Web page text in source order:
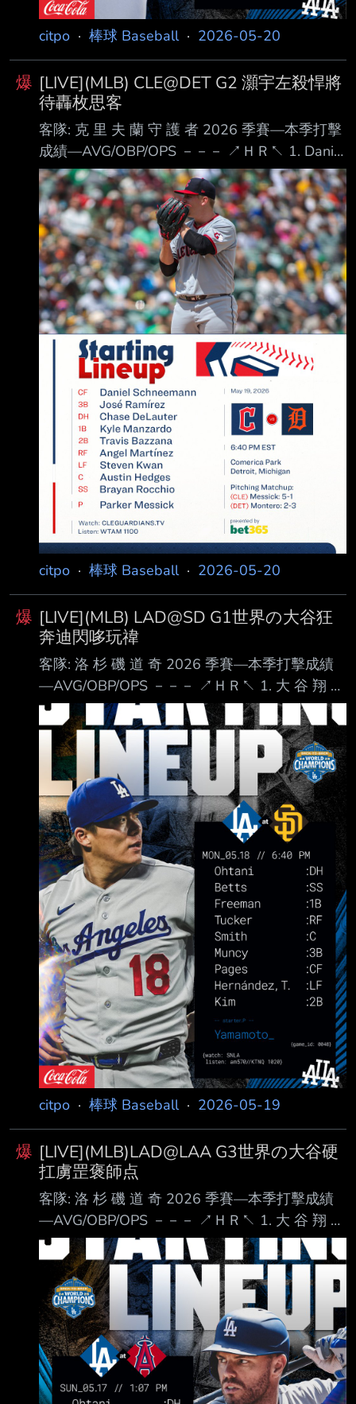
citpo · 棒球 Baseball· 2026-05-20
爆 [LIVE](MLB) CLE@DET G2 灝宇左殺悍將
待轟枚思客
客隊: 克 里 夫 蘭 守 護 者 2026 季賽—本季打擊
成績—AVG/OBP/OPS －－－ ↗ＨＲ↖ 1. Daniel
Schneemann (L) CF .254 / .336 / .754 ４ＨＲ 2.
Jose Ramirez (S) 3B .240 / .369 / .799 ８ＨＲ 3.
Chase DeLauter (L) DH .275 / .362 / .843 ７Ｈ
Ｒ 4. Kyle Manzardo (L) 1B .223 / .301 / .663 ４
ＨＲ 5. Travis
citpo · 棒球 Baseball· 2026-05-20
爆 [LIVE](MLB) LAD@SD G1世界の大谷狂
奔迪閃哆玩禕
客隊: 洛 杉 磯 道 奇 2026 季賽—本季打擊成績
—AVG/OBP/OPS －－－ ↗ＨＲ↖ 1. 大 谷 翔 平
(L) DH .258 / .385 / .839 ７ＨＲ 2. Mookie
Betts (R) SS .180 / .255 / .695 ４ＨＲ 3.
Freddie Freeman (L) 1B .257 / .335 / .739 ４Ｈ
Ｒ 4. Kyle Tucker (L) RF .259 / .356 /
.765 ４ＨＲ 5. Will Smith (R) C .2
citpo · 棒球 Baseball· 2026-05-19
爆 [LIVE](MLB)LAD@LAA G3世界の大谷硬
扛虜罡褒師点
客隊: 洛 杉 磯 道 奇 2026 季賽—本季打擊成績
—AVG/OBP/OPS －－－ ↗ＨＲ↖ 1. 大 谷 翔 平
(L) DH .247 / .379 / .829 ７ＨＲ 2. Freddie
Freeman (L) 1B .263 / .339 / .752 ４ＨＲ 3.
Andy Pages (R) CF .304 / .357 / .887 １０ＨＲ
4. Kyle Tucker (L) RF .248 / .349 / .747 ４
ＨＲ 5. Teoscar Hernandez (R